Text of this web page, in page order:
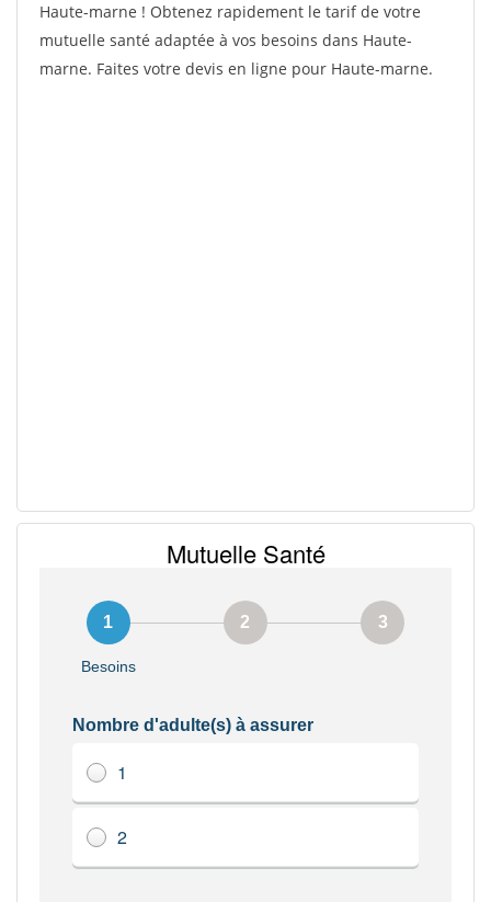
Haute-marne ! Obtenez rapidement le tarif de votre
mutuelle santé adaptée à vos besoins dans Haute-
marne. Faites votre devis en ligne pour Haute-marne.